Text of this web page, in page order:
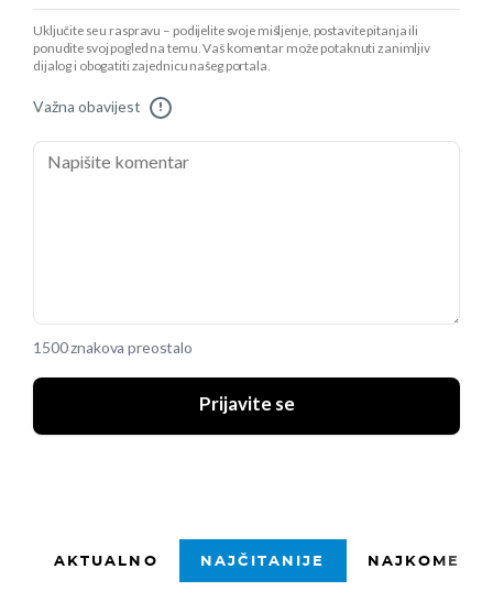
Uključite se u raspravu – podijelite svoje mišljenje, postavite pitanja ili
ponudite svoj pogled na temu. Vaš komentar može potaknuti zanimljiv
dijalog i obogatiti zajednicu našeg portala.
Važna obavijest !
1500 znakova preostalo
Prijavite se
AKTUALNO NAJČITANIJE